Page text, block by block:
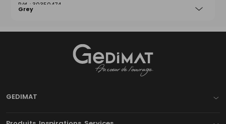
30350474
Grey
GEDIMAT